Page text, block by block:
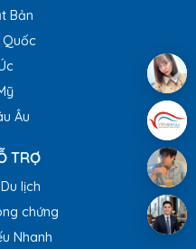
Bản
Quốc
Âu
TRỢ
lịch
chứng
Nhanh